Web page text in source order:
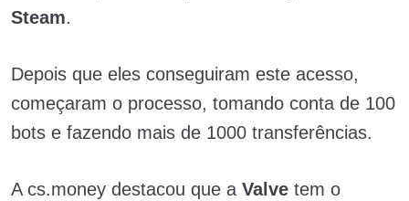
Steam.
Depois que eles conseguiram este acesso,
começaram o processo, tomando conta de 100
bots e fazendo mais de 1000 transferências.
A cs.money destacou que a Valve tem o